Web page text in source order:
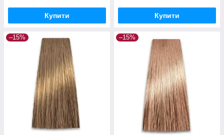
Купити Купити
–15% –15%